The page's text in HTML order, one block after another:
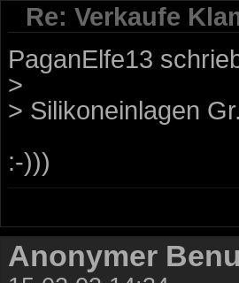
Re: Verkaufe
PaganElfe13
>
> Silikoneinlagen Gr.
:-)))
Anonymer